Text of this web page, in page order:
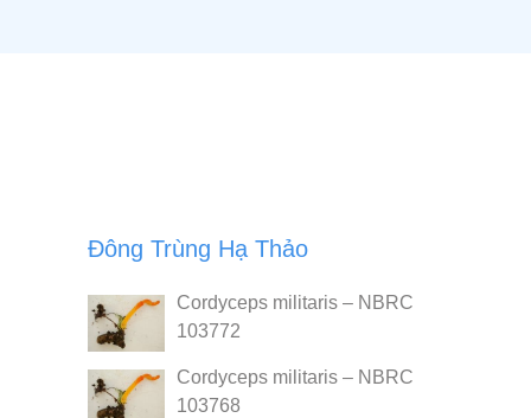
Đông Trùng Hạ Thảo
Cordyceps militaris – NBRC
103772
Cordyceps militaris – NBRC
103768